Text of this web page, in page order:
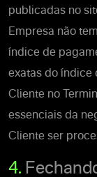
publicadas no
Empresa não
índice de
exatas do índice
Cliente no
essenciais da
Cliente ser
4.